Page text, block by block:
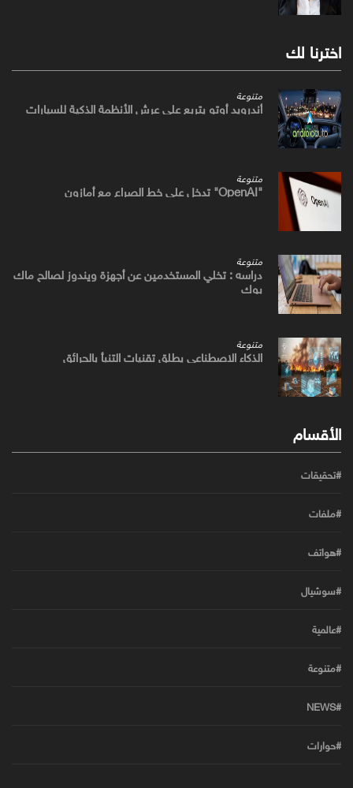
اخترنا لك
متنوعة
أندرويد أوتو يتربع علي عرش الأنظمة الذكية للسيارات
متنوعة
"OpenAI" تدخل علي خط الصراع مع أمازون
متنوعة
دراسه : تخلي المستخدمين عن أجهزة ويندوز لصالح ماك
بوك
متنوعة
الذكاء الاصطناعي يطلق تقنيات التنبأ بالحرائق
الأقسام
#تحقيقات
#ملفات
#هواتف
#سوشيال
#عالمية
#متنوعة
#NEWS
#حوارات